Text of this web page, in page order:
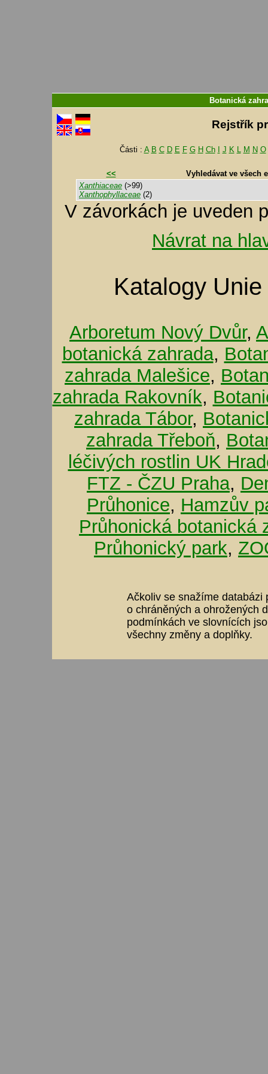
Botanická
Rejstřík
Části : A B C D E F G H Ch J K L M N O
<<
Vyhledávat ve všech
Xanthiaceae (>99)
Xanthophyllaceae (2)
V závorkách je uveden
Návrat na
Katalogy
Arboretum Nový Dvůr,
botanická zahrada,
zahrada Malešice,
zahrada Rakovník,
zahrada Tábor,
zahrada Třeboň,
léčivých rostlin UK
FTZ - ČZU Praha,
Průhonice, Hamzův
Průhonická botanická
Průhonický park,
Ačkoliv se snažíme databázi
o chráněných a ohrožených
podmínkách ve slovnících
všechny změny a doplňky.